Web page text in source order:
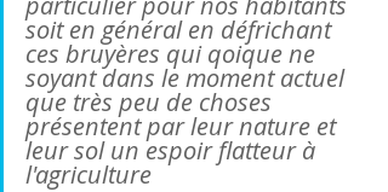
soit en général en défrichant
ces bruyères qui qoique ne
soyant dans le moment actuel
que très peu de choses
présentent par leur nature et
leur sol un espoir flatteur à
l'agriculture